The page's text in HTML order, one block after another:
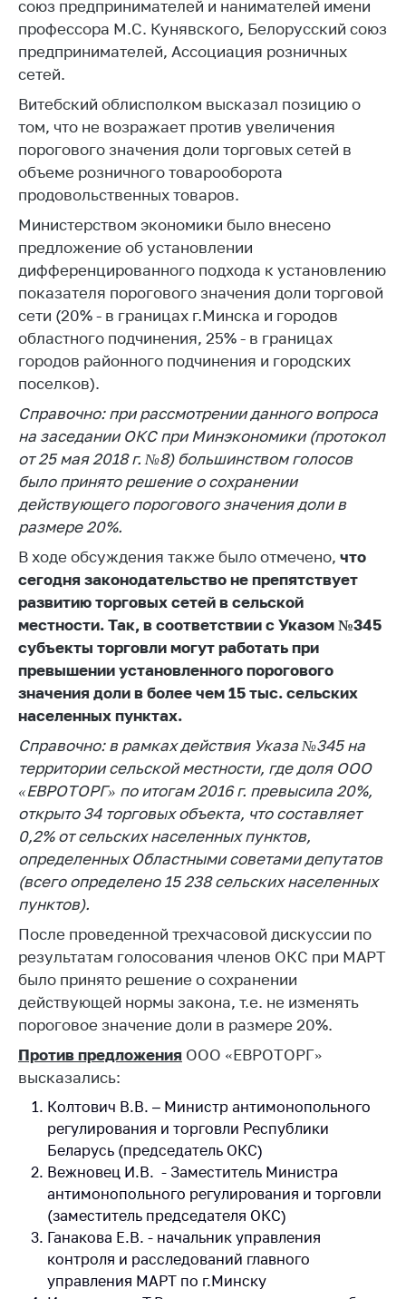
Вышестоящий
государственный
орган
Важное на сайте
Сообщить о росте
цен
Ценообразование
на лекарственные
медицинского
назначения и
медицинскую
технику
Решение Комиссии
по установлению
факта нарушения
(отсутствия)
антимонопольного
законодательства
Предостережения и
предупреждения
Общественное
обсуждение
проектов
Маркировка
товаров
Упрощение условий
ведения бизнеса
Рекомендации по
предотвращению
COVID-19 для
субъектов торговли,
общественного
питания, бытового
обслуживания
Обучение по
вопросам
антимонопольного
регулирования и
конкурентной
политики
союз предпринимателей и нанимателей имени
профессора М.С. Кунявского, Белорусский союз
предпринимателей, Ассоциация розничных
сетей.
Витебский облисполком высказал позицию о
том, что не возражает против увеличения
порогового значения доли торговых сетей в
объеме розничного товарооборота
продовольственных товаров.
Министерством экономики было внесено
предложение об установлении
дифференцированного подхода к установлению
показателя порогового значения доли торговой
сети (20% - в границах г.Минска и городов
областного подчинения, 25% - в границах
городов районного подчинения и городских
поселков).
Справочно: при рассмотрении данного вопроса
на заседании ОКС при Минэкономики (протокол
от 25 мая 2018 г. №8) большинством голосов
было принято решение о сохранении
действующего порогового значения доли в
размере 20%.
В ходе обсуждения также было отмечено, что
сегодня законодательство не препятствует
развитию торговых сетей в сельской
местности. Так, в соответствии с Указом №345
субъекты торговли могут работать при
превышении установленного порогового
значения доли в более чем 15 тыс. сельских
населенных пунктах.
Справочно: в рамках действия Указа №345 на
территории сельской местности, где доля ООО
«ЕВРОТОРГ» по итогам 2016 г. превысила 20%,
открыто 34 торговых объекта, что составляет
0,2% от сельских населенных пунктов,
определенных Областными советами депутатов
(всего определено 15 238 сельских населенных
пунктов).
После проведенной трехчасовой дискуссии по
результатам голосования членов ОКС при МАРТ
было принято решение о сохранении
действующей нормы закона, т.е. не изменять
пороговое значение доли в размере 20%.
Против предложения ООО «ЕВРОТОРГ»
высказались:
Колтович В.В. – Министр антимонопольного
регулирования и торговли Республики
Беларусь (председатель ОКС)
Вежновец И.В. - Заместитель Министра
антимонопольного регулирования и торговли
(заместитель председателя ОКС)
Ганакова Е.В. - начальник управления
контроля и расследований главного
управления МАРТ по г.Минску